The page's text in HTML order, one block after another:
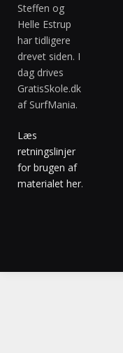
Steffen og
Helle Estrup
har tidligere
drevet siden. I
dag drives
GratisSkole.dk
af SurfMania.
Læs
retningslinjer
for brugen af
materialet her.